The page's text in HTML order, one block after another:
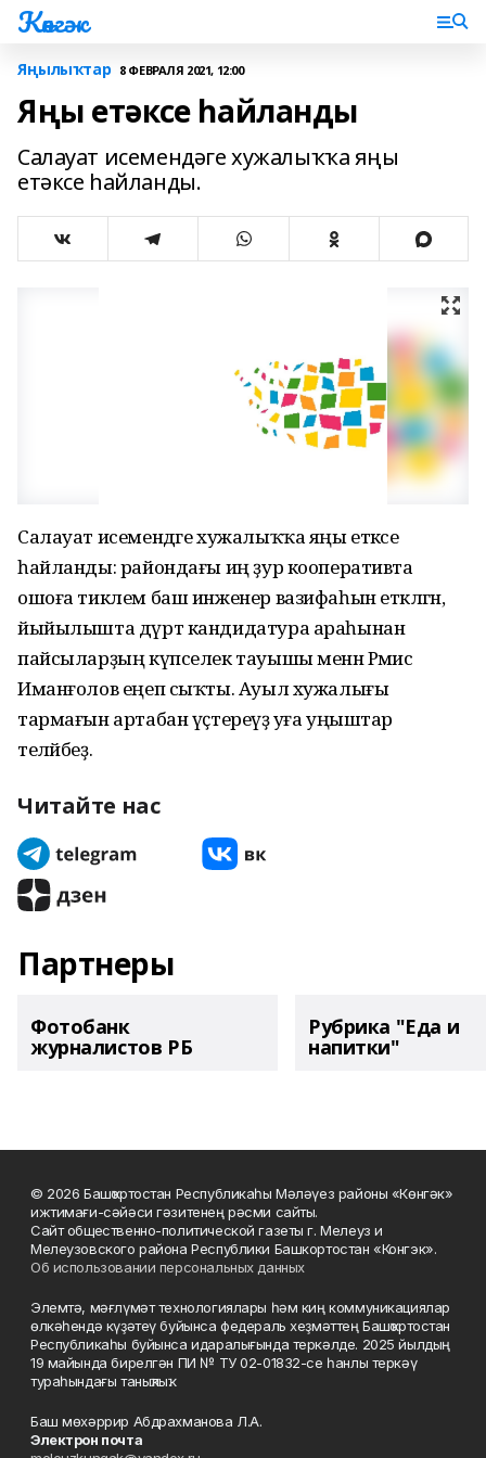
Көнгәк
Яңылыҡтар 8 ФЕВРАЛЯ 2021, 12:00
Яңы етәксе һайланды
Салауат исемендәге хужалыҡҡа яңы
етәксе һайланды.
Салауат исемендәге хужалыҡҡа яңы етәксе
һайланды: райондағы иң ҙур кооперативта
ошоға тиклем баш инженер вазифаһын етәкләгән,
йыйылышта дүрт кандидатура араһынан
пайсыларҙың күпселек тауышы менән Рәмис
Иманғолов еңеп сыҡты. Ауыл хужалығы
тармағын артабан үҫтереүҙә уға уңыштар
теләйбеҙ.
Читайте нас
Партнеры
Фотобанк
журналистов РБ
Рубрика "Еда и
напитки"
© 2026 Башҡортостан Республикаһы Мәләүез районы «Көнгәк»
ижтимағи-сәйәси гәзитенең рәсми сайты.
Сайт общественно-политической газеты г. Мелеуз и
Мелеузовского района Республики Башкортостан «Конгэк».
Об использовании персональных данных
Элемтә, мәғлүмәт технологиялары һәм киң коммуникациялар
өлкәһендә күҙәтеү буйынса федераль хеҙмәттең Башҡортостан
Республикаһы буйынса идаралығында теркәлде. 2025 йылдың
19 майында бирелгән ПИ № ТУ 02-01832-се һанлы теркәү
тураһындағы таныҡлыҡ.
Баш мөхәррир Абдрахманова Л.А.
Электрон почта